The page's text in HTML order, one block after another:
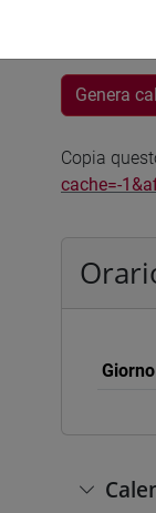
Genera
Copia
cache=-
Giorno